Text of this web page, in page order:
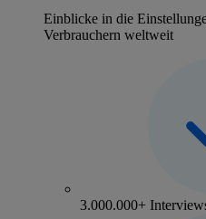
Einblicke in die
Verbrauchern weltweit
3.000.000+